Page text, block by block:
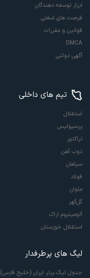
ابزار توسعه دهندگان
فرصت های شغلی
قوانین و مقررات
DMCA
آگهی دولتی
تیم های داخلی
استقلال
پرسپولیس
تراکتور
ذوب آهن
سپاهان
فولاد
ملوان
گل‌گهر
آلومینیوم اراک
استقلال خوزستان
لیگ های پرطرفدار
جدول لیگ برتر ایران (خلیج فارس)